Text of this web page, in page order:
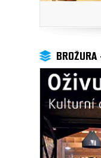
BROŽURA